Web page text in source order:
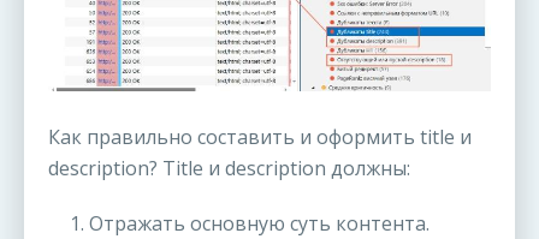
Как правильно составить и оформить title и
description? Title и description должны:
1. Отражать основную суть контента.